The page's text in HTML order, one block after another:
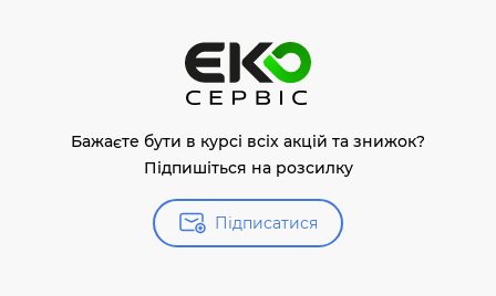
Бажаєте бути в курсі всіх акцій та знижок?
Підпишіться на розсилку
Підписатися